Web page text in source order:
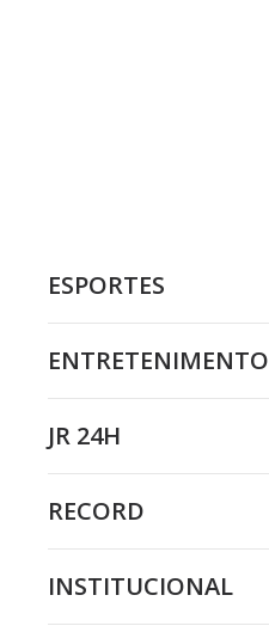
ESPORTES
ENTRETENIMENTO
JR 24H
RECORD
INSTITUCIONAL